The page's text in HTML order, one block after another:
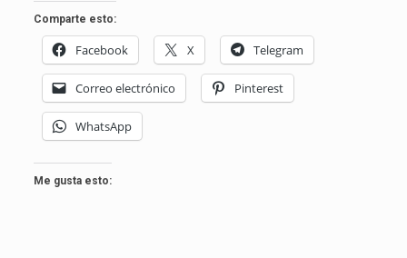
Comparte esto:
Facebook X Telegram
Correo electrónico Pinterest
WhatsApp
Me gusta esto: